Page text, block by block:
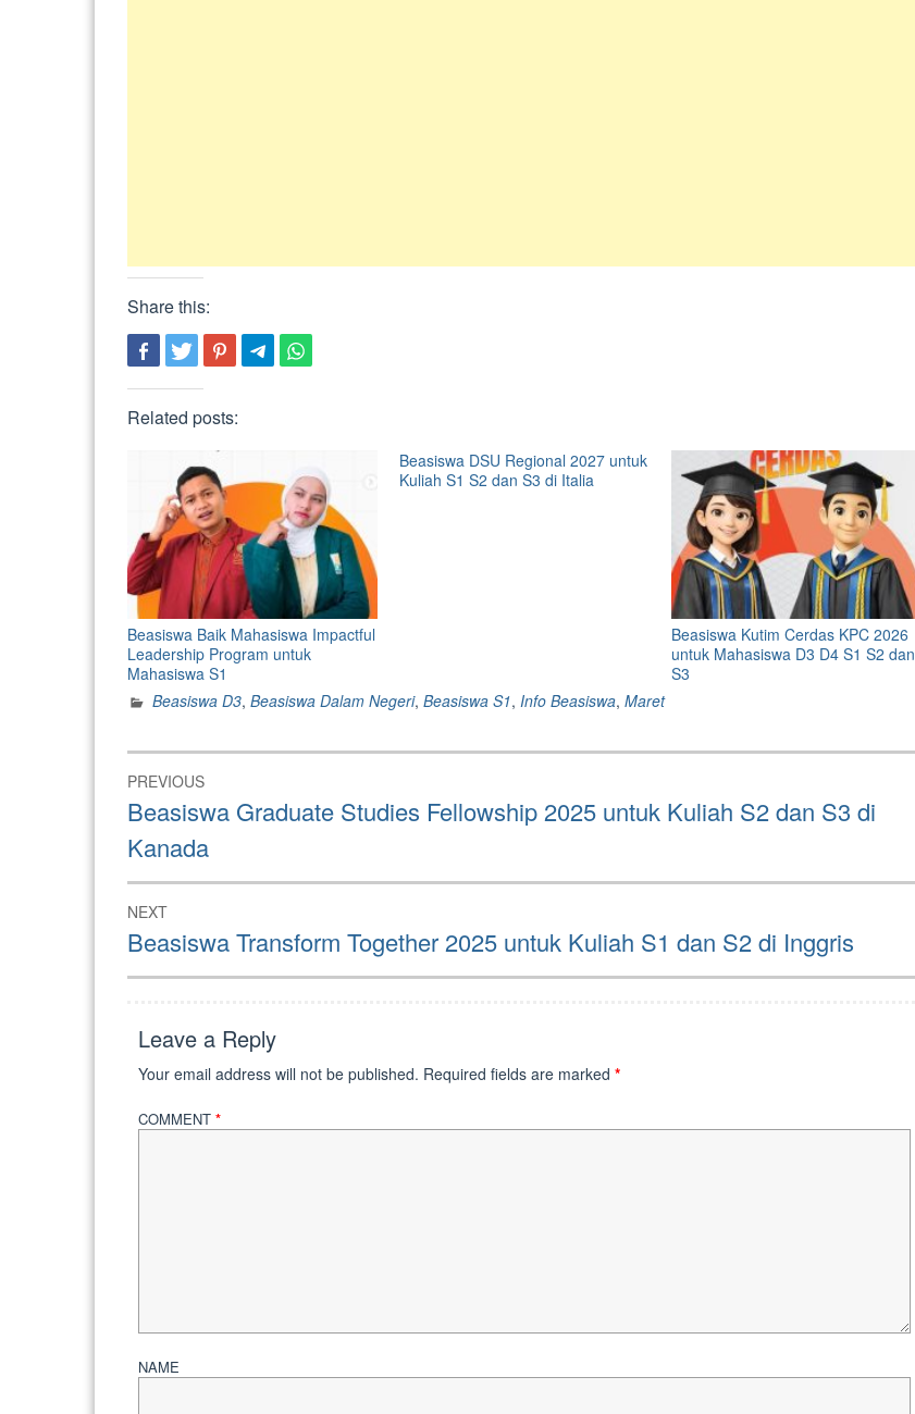
Share this:
Related posts:
Beasiswa Baik Mahasiswa Impactful
Leadership Program untuk
Mahasiswa S1
Beasiswa DSU Regional 2027 untuk
Kuliah S1 S2 dan S3 di Italia
Beasiswa Kutim Cerdas KPC 2026
untuk Mahasiswa D3 D4 S1 S2 dan
S3
Beasiswa D3, Beasiswa Dalam Negeri, Beasiswa S1, Info Beasiswa, Maret
Post
navigation
PREVIOUS
Previous
post:
Beasiswa Graduate Studies Fellowship 2025 untuk Kuliah S2 dan S3 di
Kanada
NEXT
Next
post:
Beasiswa Transform Together 2025 untuk Kuliah S1 dan S2 di Inggris
Leave a Reply
Your email address will not be published. Required fields are marked *
COMMENT *
NAME